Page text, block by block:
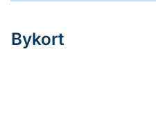
Bykort